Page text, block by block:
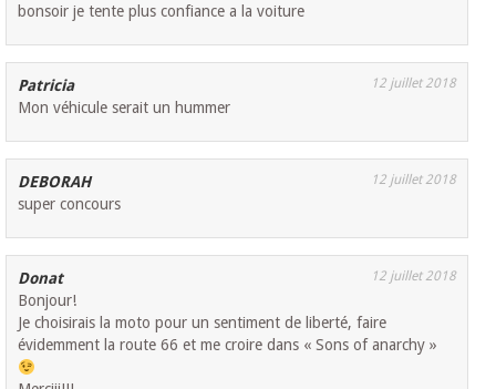
bonsoir je tente plus confiance a la voiture
Patricia 12 juillet 2018
Mon véhicule serait un hummer
DEBORAH 12 juillet 2018
super concours
Donat 12 juillet 2018
Bonjour!
Je choisirais la moto pour un sentiment de liberté, faire
évidemment la route 66 et me croire dans « Sons of anarchy »